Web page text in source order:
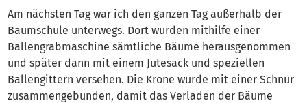
Am nächsten Tag war ich den ganzen Tag außerhalb der
Baumschule unterwegs. Dort wurden mithilfe einer
Ballengrabmaschine sämtliche Bäume herausgenommen
und später dann mit einem Jutesack und speziellen
Ballengittern versehen. Die Krone wurde mit einer Schnur
zusammengebunden, damit das Verladen der Bäume